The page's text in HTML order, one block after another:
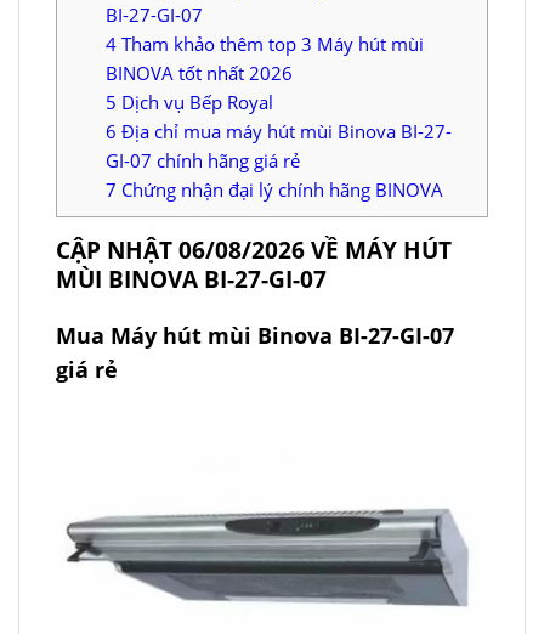
BI-27-GI-07
4 Tham khảo thêm top 3 Máy hút mùi
BINOVA tốt nhất 2026
5 Dịch vụ Bếp Royal
6 Địa chỉ mua máy hút mùi Binova BI-27-
GI-07 chính hãng giá rẻ
7 Chứng nhận đại lý chính hãng BINOVA
CẬP NHẬT 06/08/2026 VỀ MÁY HÚT
MÙI BINOVA BI-27-GI-07
Mua Máy hút mùi Binova BI-27-GI-07
giá rẻ